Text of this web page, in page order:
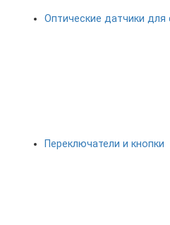
Оптические датчики для
Переключатели и кнопки